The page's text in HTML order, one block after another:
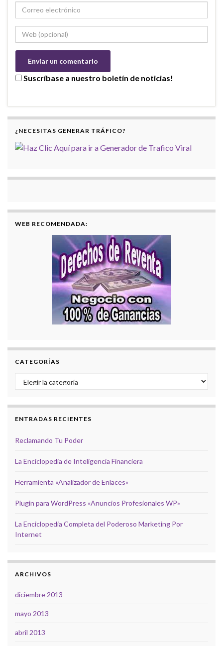
Suscríbase a nuestro boletín de noticias!
¿NECESITAS GENERAR TRÁFICO?
WEB RECOMENDADA:
CATEGORÍAS
Categorías
ENTRADAS RECIENTES
Reclamando Tu Poder
La Enciclopedia de Inteligencia Financiera
Herramienta «Analizador de Enlaces»
Plugin para WordPress «Anuncios Profesionales WP»
La Enciclopedia Completa del Poderoso Marketing Por
Internet
ARCHIVOS
diciembre 2013
mayo 2013
abril 2013